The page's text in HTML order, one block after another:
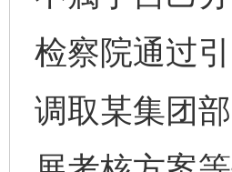
检察院通过
调取某集团